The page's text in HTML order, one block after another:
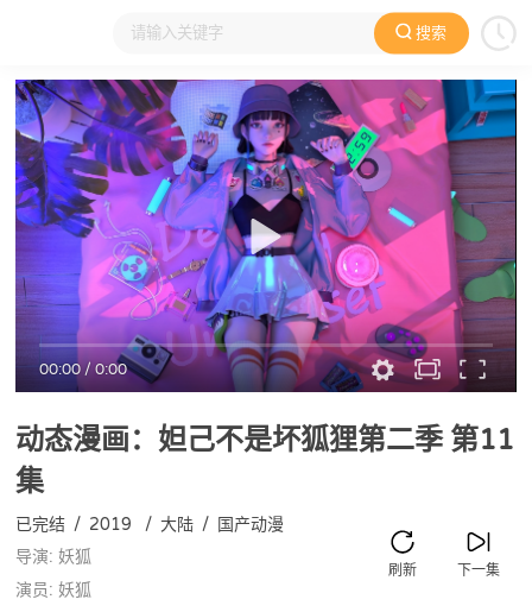
搜索
大家在看 日本动漫 国产动漫 欧美动漫 动漫电影
00:00/0:00
动态漫画：妲己不是坏狐狸第二季第11
集
下一集
刷新
已完结 / 2019 / 大陆 / 国产动漫
导演: 妖狐
演员: 妖狐